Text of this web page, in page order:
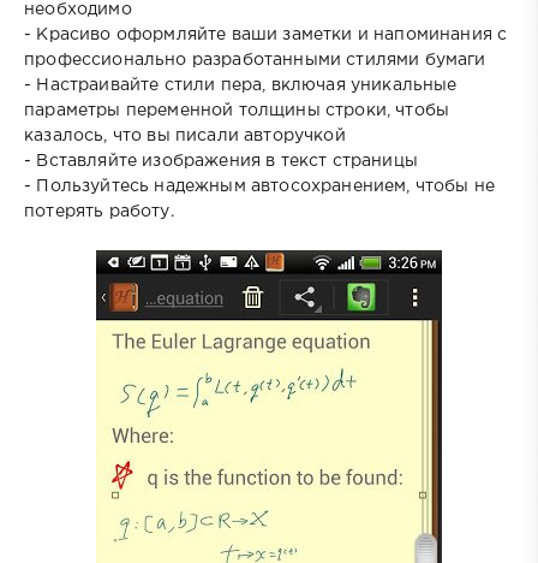
необходимо
- Красиво оформляйте ваши заметки и напоминания с
профессионально разработанными стилями бумаги
- Настраивайте стили пера, включая уникальные
параметры переменной толщины строки, чтобы
казалось, что вы писали авторучкой
- Вставляйте изображения в текст страницы
- Пользуйтесь надежным автосохранением, чтобы не
потерять работу.